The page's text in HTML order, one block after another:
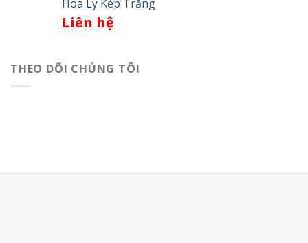
Hoa Ly Kép Trắng
Liên hệ
THEO DÕI CHÚNG TÔI